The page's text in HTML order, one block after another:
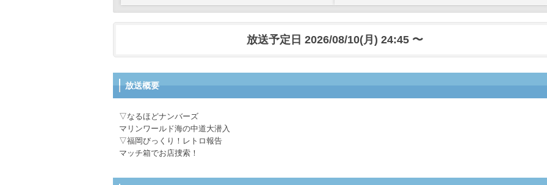
放送予定日 2026/08/10(月) 24:45 〜
放送概要
▽なるほどナンバーズ
マリンワールド海の中道大潜入
▽福岡びっくり！レトロ報告
マッチ箱でお店捜索！